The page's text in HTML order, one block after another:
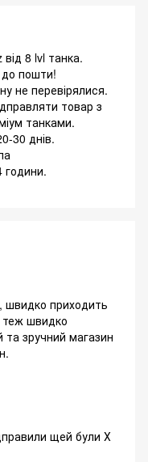
8 lvl танка.
до пошти!
не перевірялися.
товар з
танками.
30 днів.
години.
швидко приходить
теж швидко
зручний магазин
щей були Х